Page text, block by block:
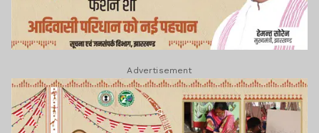
Advertisement